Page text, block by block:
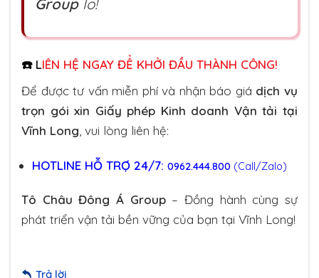
Grouplo!
☎️ LIÊN HỆ NGAY ĐỂ KHỞI ĐẦU THÀNH CÔNG!
Để được tư vấn miễn phí và nhận báo giá dịch vụ
trọn gói xin Giấy phép Kinh doanh Vận tải tại
Vĩnh Long , vui lòng liên hệ:
HOTLINE HỖ TRỢ 24/7: 0962.444.800 (Call/Zalo)
Tô Châu Đông Á Group– Đồng hành cùng sự
phát triển vận tải bền vững của bạn tại Vĩnh Long!
Trả lời